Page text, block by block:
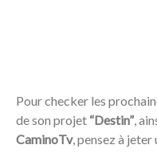
Pour checker les
de son projet “Destin”,
CaminoTv, pensez à jeter